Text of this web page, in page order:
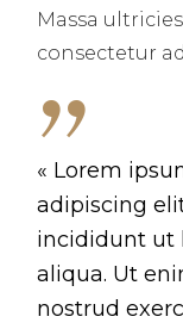
Massa
consectetur
« Lorem
adipiscing
incididunt ut
aliqua. Ut
nostrud